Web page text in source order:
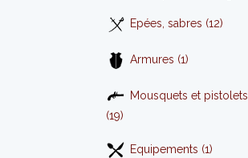
Epées, sabres (12)
Armures (1)
Mousquets et pistolets
(19)
Equipements (1)